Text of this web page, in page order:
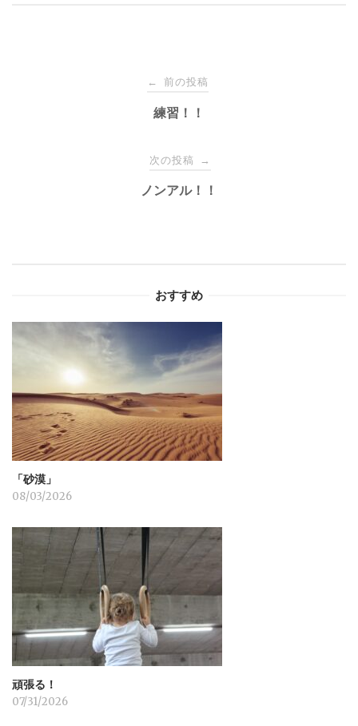
シ
ン
← 前の投稿
練習！！
次の投稿 →
ノンアル！！
おすすめ
「砂漠」
08/03/2026
頑張る！
07/31/2026